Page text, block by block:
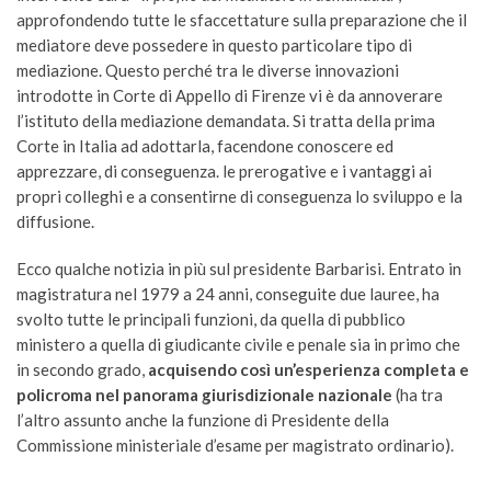
approfondendo tutte le sfaccettature sulla preparazione che il
mediatore deve possedere in questo particolare tipo di
mediazione. Questo perché tra le diverse innovazioni
introdotte in Corte di Appello di Firenze vi è da annoverare
l’istituto della mediazione demandata. Si tratta della prima
Corte in Italia ad adottarla, facendone conoscere ed
apprezzare, di conseguenza. le prerogative e i vantaggi ai
propri colleghi e a consentirne di conseguenza lo sviluppo e la
diffusione.
Ecco qualche notizia in più sul presidente Barbarisi. Entrato in
magistratura nel 1979 a 24 anni, conseguite due lauree, ha
svolto tutte le principali funzioni, da quella di pubblico
ministero a quella di giudicante civile e penale sia in primo che
in secondo grado, acquisendo così un’esperienza completa e
policroma nel panorama giurisdizionale nazionale (ha tra
l’altro assunto anche la funzione di Presidente della
Commissione ministeriale d’esame per magistrato ordinario).